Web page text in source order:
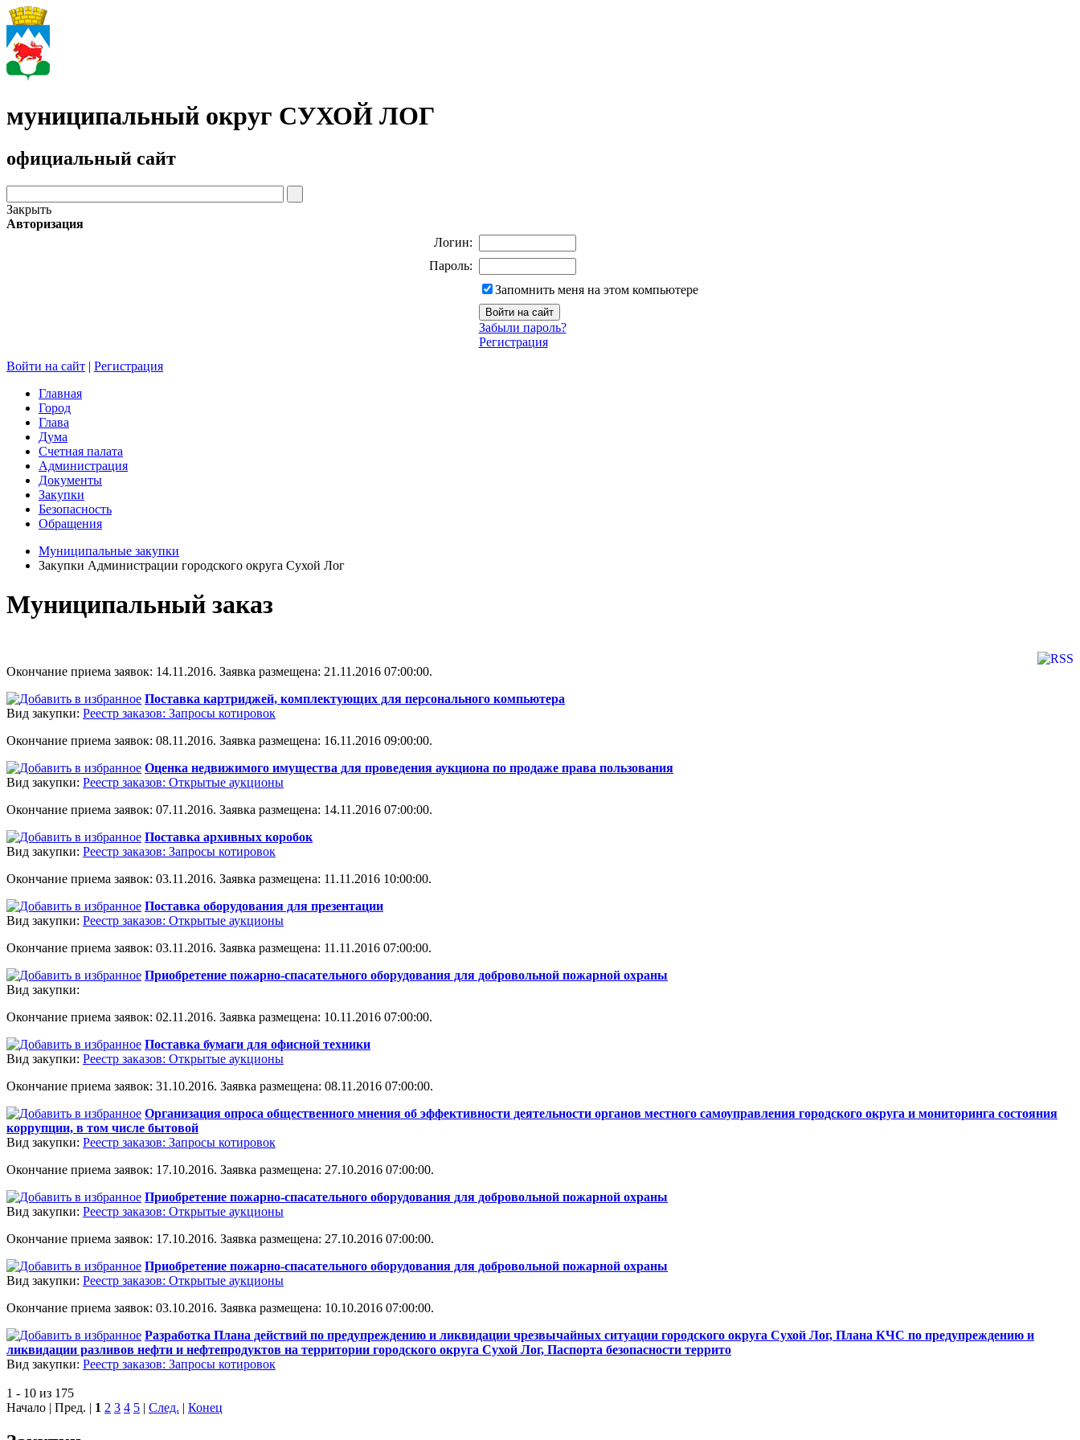
муниципальный округ СУХОЙ ЛОГ
официальный сайт
Закрыть
Авторизация
Логин:
Пароль:
Запомнить меня на этом компьютере
Забыли пароль?
Регистрация
Войти на сайт | Регистрация
Главная
Город
Глава
Дума
Счетная палата
Администрация
Документы
Закупки
Безопасность
Обращения
Муниципальные закупки
Закупки Администрации городского округа Сухой Лог
Муниципальный заказ
Окончание приема заявок: 14.11.2016. Заявка размещена: 21.11.2016 07:00:00.
Поставка картриджей, комплектующих для персонального компьютера
Вид закупки: Реестр заказов: Запросы котировок
Окончание приема заявок: 08.11.2016. Заявка размещена: 16.11.2016 09:00:00.
Оценка недвижимого имущества для проведения аукциона по продаже права пользования
Вид закупки: Реестр заказов: Открытые аукционы
Окончание приема заявок: 07.11.2016. Заявка размещена: 14.11.2016 07:00:00.
Поставка архивных коробок
Вид закупки: Реестр заказов: Запросы котировок
Окончание приема заявок: 03.11.2016. Заявка размещена: 11.11.2016 10:00:00.
Поставка оборудования для презентации
Вид закупки: Реестр заказов: Открытые аукционы
Окончание приема заявок: 03.11.2016. Заявка размещена: 11.11.2016 07:00:00.
Приобретение пожарно-спасательного оборудования для добровольной пожарной охраны
Вид закупки:
Окончание приема заявок: 02.11.2016. Заявка размещена: 10.11.2016 07:00:00.
Поставка бумаги для офисной техники
Вид закупки: Реестр заказов: Открытые аукционы
Окончание приема заявок: 31.10.2016. Заявка размещена: 08.11.2016 07:00:00.
Организация опроса общественного мнения об эффективности деятельности органов местного самоуправления городского округа и мониторинга состояния
коррупции, в том числе бытовой
Вид закупки: Реестр заказов: Запросы котировок
Окончание приема заявок: 17.10.2016. Заявка размещена: 27.10.2016 07:00:00.
Приобретение пожарно-спасательного оборудования для добровольной пожарной охраны
Вид закупки: Реестр заказов: Открытые аукционы
Окончание приема заявок: 17.10.2016. Заявка размещена: 27.10.2016 07:00:00.
Приобретение пожарно-спасательного оборудования для добровольной пожарной охраны
Вид закупки: Реестр заказов: Открытые аукционы
Окончание приема заявок: 03.10.2016. Заявка размещена: 10.10.2016 07:00:00.
Разработка Плана действий по предупреждению и ликвидации чрезвычайных ситуации городского округа Сухой Лог, Плана КЧС по предупреждению и
ликвидации разливов нефти и нефтепродуктов на территории городского округа Сухой Лог, Паспорта безопасности террито
Вид закупки: Реестр заказов: Запросы котировок
1 - 10 из 175
Начало | Пред. | 1 2 3 4 5 | След. | Конец